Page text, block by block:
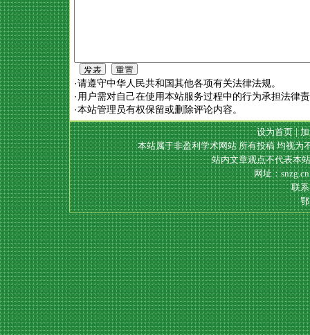
·请遵守中华人民共和国其他各项有关法律法规。
·用户需对自己在使用本站服务过程中的行为承担法律
·本站管理员有权保留或删除评论内容。
设为首页|
本站属于非盈利学术网站 所有投稿 均视为
站内文章观点不代表本
网址：
联